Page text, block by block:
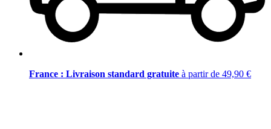
France : Livraison standard gratuite à partir de 49,90 €